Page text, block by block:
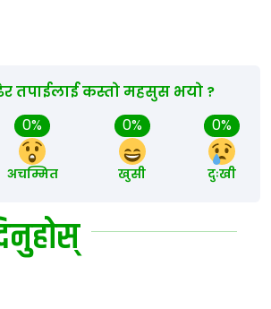
तपाईलाई कस्तो महसुस भयो ?
0%
अचम्मित
0%
खुसी
0%
दुःखी